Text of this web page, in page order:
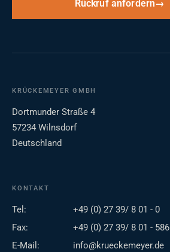
Rückruf anfordern
KRÜCKEMEYER GMBH
Dortmunder Straße 4
57234 Wilnsdorf
Deutschland
KONTAKT
Tel:
+49 (0) 27 39/ 8 01 - 0
Fax:
+49 (0) 27 39/ 8 01 - 586
E-Mail:
info@krueckemeyer.de